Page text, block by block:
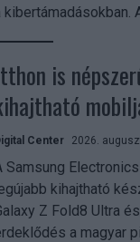
kibertámadásokban.
is
Center 2026.
Samsung
kihajtható
Z Fold8 Ultra
a magyar